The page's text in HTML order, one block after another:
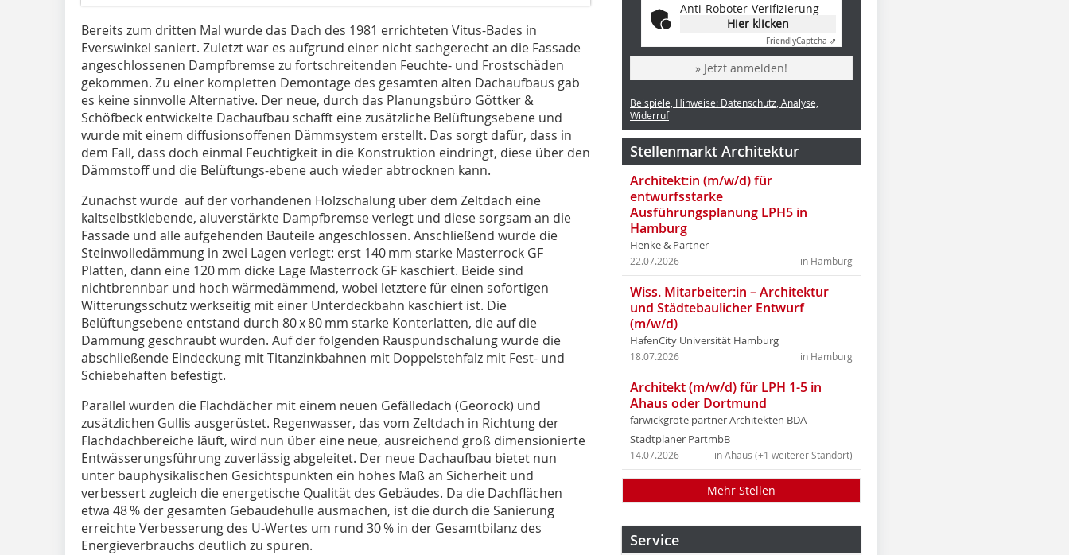
Bereits zum dritten Mal wurde das Dach des 1981 errichteten Vitus-Bades in
Everswinkel saniert. Zuletzt war es aufgrund einer nicht sachgerecht an die Fassade
angeschlossenen Dampfbremse zu fortschreitenden Feuchte- und Frostschäden
gekommen. Zu einer kompletten Demontage des gesamten alten Dachaufbaus gab
es keine sinnvolle Alternative. Der neue, durch das Planungsbüro Göttker &
Schöfbeck entwickelte Dachaufbau schafft eine zusätzliche Belüftungsebene und
wurde mit einem diffusionsoffenen Dämmsystem erstellt. Das sorgt dafür, dass in
dem Fall, dass doch einmal Feuchtigkeit in die Konstruktion eindringt, diese über den
Dämmstoff und die Belüftungs-ebene auch wieder abtrocknen kann.
Zunächst wurde auf der vorhandenen Holzschalung über dem Zeltdach eine
kaltselbstklebende, aluverstärkte Dampfbremse verlegt und diese sorgsam an die
Fassade und alle aufgehenden Bauteile angeschlossen. Anschließend wurde die
Steinwolledämmung in zwei Lagen verlegt: erst 140 mm starke Masterrock GF
Platten, dann eine 120 mm dicke Lage Masterrock GF kaschiert. Beide sind
nichtbrennbar und hoch wärmedämmend, wobei letztere für einen sofortigen
Witterungsschutz werkseitig mit einer Unterdeckbahn kaschiert ist. Die
Belüftungsebene entstand durch 80 x 80 mm starke Konterlatten, die auf die
Dämmung geschraubt wurden. Auf der folgenden Rauspundschalung wurde die
abschließende Eindeckung mit Titanzinkbahnen mit Doppelstehfalz mit Fest- und
Schiebehaften befestigt.
Parallel wurden die Flachdächer mit einem neuen Gefälledach (Georock) und
zusätzlichen Gullis ausgerüstet. Regenwasser, das vom Zeltdach in Richtung der
Flachdachbereiche läuft, wird nun über eine neue, ausreichend groß dimensionierte
Entwässerungsführung zuverlässig abgeleitet. Der neue Dachaufbau bietet nun
unter bauphysikalischen Gesichtspunkten ein hohes Maß an Sicherheit und
verbessert zugleich die energetische Qualität des Gebäudes. Da die Dachflächen
etwa 48 % der gesamten Gebäudehülle ausmachen, ist die durch die Sanierung
erreichte Verbesserung des U-Wertes um rund 30 % in der Gesamtbilanz des
Energieverbrauchs deutlich zu spüren.
Anti-Roboter-Verifizierung
Hier klicken
FriendlyCaptcha ⇗
» Jetzt anmelden!
Beispiele, Hinweise: Datenschutz, Analyse,
Widerruf
Stellenmarkt Architektur
Architekt:in (m/w/d) für
entwurfsstarke
Ausführungsplanung LPH5 in
Hamburg
Henke & Partner
in Hamburg
22.07.2026
Wiss. Mitarbeiter:in – Architektur
und Städtebaulicher Entwurf
(m/w/d)
HafenCity Universität Hamburg
in Hamburg
18.07.2026
Architekt (m/w/d) für LPH 1-5 in
Ahaus oder Dortmund
farwickgrote partner Architekten BDA
Stadtplaner PartmbB
in Ahaus (+1 weiterer Standort)
14.07.2026
Mehr Stellen
Service